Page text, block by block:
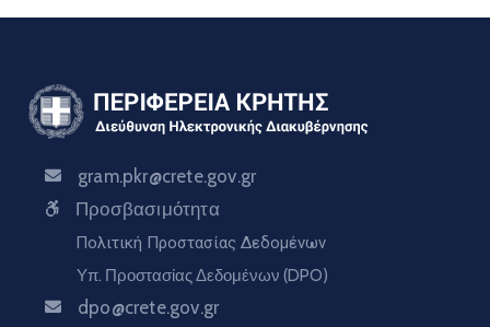
gram.pkr@crete.gov.gr
Προσβασιμότητα
Πολιτική Προστασίας Δεδομένων
Υπ. Προστασίας Δεδομένων (DPO)
dpo@crete.gov.gr